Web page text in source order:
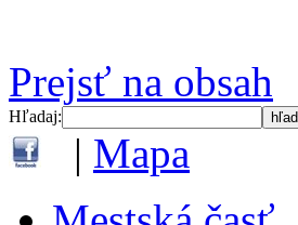
Prejsť na obsah
Hľadaj:
| Mapa